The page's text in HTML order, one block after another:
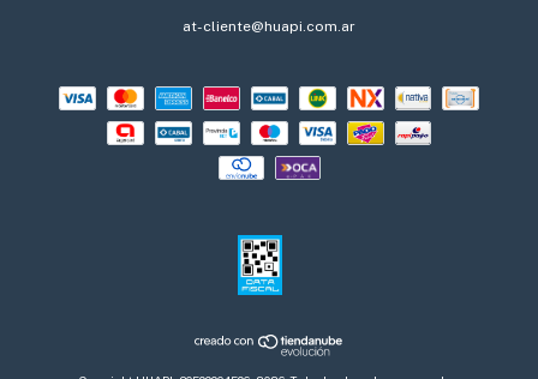
at-cliente@huapi.com.ar